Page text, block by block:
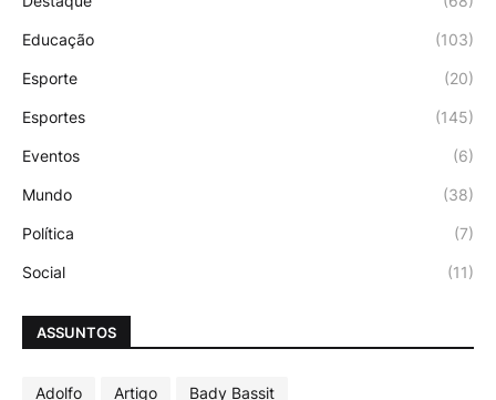
Educação (103)
Esporte (20)
Esportes (145)
Eventos (6)
Mundo (38)
Política (7)
Social (11)
ASSUNTOS
Adolfo Artigo
Bady Bassit